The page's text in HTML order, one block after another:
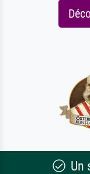
Un